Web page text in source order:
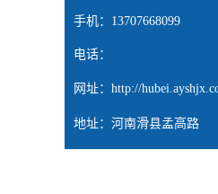
手机：13707668099
电话：
网址： http://
地址：河南滑县孟高路